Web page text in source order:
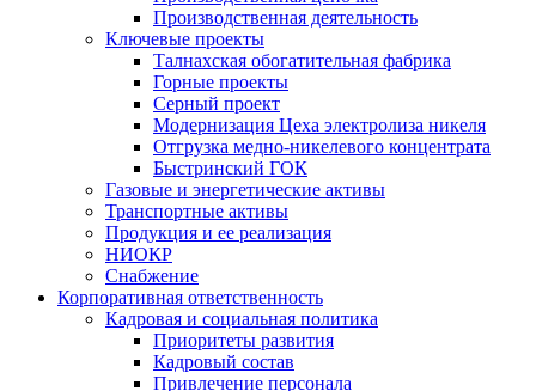
Производственная деятельность
Ключевые проекты
Талнахская обогатительная фабрика
Горные проекты
Серный проект
Модернизация Цеха электролиза никеля
Отгрузка медно-никелевого концентрата
Быстринский ГОК
Газовые и энергетические активы
Транспортные активы
Продукция и ее реализация
НИОКР
Снабжение
Корпоративная ответственность
Кадровая и социальная политика
Приоритеты развития
Кадровый состав
Привлечение персонала